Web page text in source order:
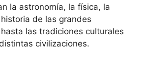
la astronomía, la física, la
de las grandes
las tradiciones culturales
civilizaciones.